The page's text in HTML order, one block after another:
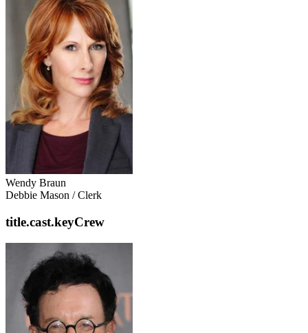
Wendy Braun
Debbie Mason / Clerk
title.cast.keyCrew